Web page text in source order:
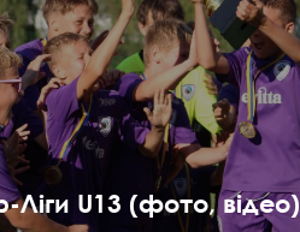
Ліги U13 (фото, відео)